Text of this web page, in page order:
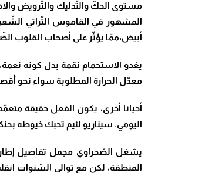
مستوى الحكّ والتّدليك والتّرويض
المشهور في القاموس التّراثي الشّعبي
أبيض،ممّا يؤثّر على أصحاب القلوب
يغدو الاستحمام نقمة بدل كونه
معدّل الحرارة المطلوبة سواء نحو
أحيانا أخرى، يكون الفعل حقيقة
اليومي. سيناريو لئيم تحبك خيوطه
يشغل الصّحراوي مجمل تفاصيل
المنطقة، لكن مع توالي السّنوات